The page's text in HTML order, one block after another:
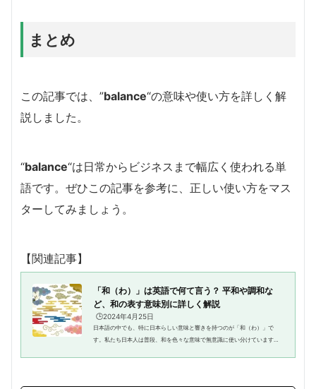
まとめ
この記事では、”balance“の意味や使い方を詳しく解
説しました。
“balance“は日常からビジネスまで幅広く使われる単
語です。ぜひこの記事を参考に、正しい使い方をマス
ターしてみましょう。
【関連記事】
「和（わ）」は英語で何て言う？ 平和や調和な
ど、和の表す意味別に詳しく解説
🕒️2024年4月25日
日本語の中でも、特に日本らしい意味と響きを持つのが「和（わ）」で
す。私たち日本人は普段、和を色々な意味で無意識に使い分けています